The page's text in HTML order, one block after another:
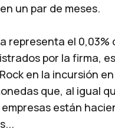
un par de meses.
representa el 0,03%
por la firma,
en la incursión
que, al igual
están